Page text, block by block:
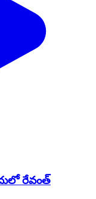
రేవంత్